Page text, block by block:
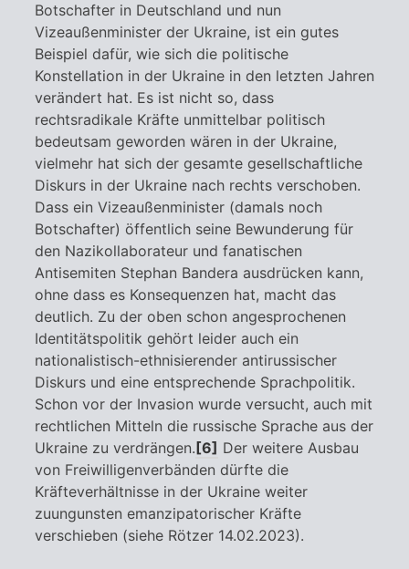
Botschafter in Deutschland und nun
Vizeaußenminister der Ukraine, ist ein gutes
Beispiel dafür, wie sich die politische
Konstellation in der Ukraine in den letzten Jahren
verändert hat. Es ist nicht so, dass
rechtsradikale Kräfte unmittelbar politisch
bedeutsam geworden wären in der Ukraine,
vielmehr hat sich der gesamte gesellschaftliche
Diskurs in der Ukraine nach rechts verschoben.
Dass ein Vizeaußenminister (damals noch
Botschafter) öffentlich seine Bewunderung für
den Nazikollaborateur und fanatischen
Antisemiten Stephan Bandera ausdrücken kann,
ohne dass es Konsequenzen hat, macht das
deutlich. Zu der oben schon angesprochenen
Identitätspolitik gehört leider auch ein
nationalistisch-ethnisierender antirussischer
Diskurs und eine entsprechende Sprachpolitik.
Schon vor der Invasion wurde versucht, auch mit
rechtlichen Mitteln die russische Sprache aus der
Ukraine zu verdrängen. [6] Der weitere Ausbau
von Freiwilligenverbänden dürfte die
Kräfteverhältnisse in der Ukraine weiter
zuungunsten emanzipatorischer Kräfte
verschieben (siehe Rötzer 14.02.2023).